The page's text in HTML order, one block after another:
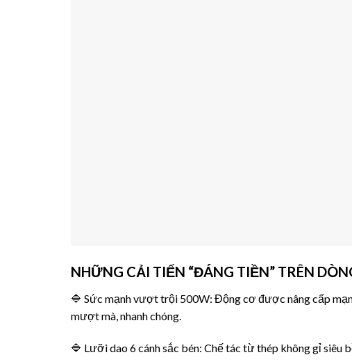
NHỮNG CẢI TIẾN “ĐÁNG TIỀN” TRÊN
🔷 Sức mạnh vượt trội 500W: Động cơ được nâng cấp
mượt mà, nhanh chóng.
🔷 Lưỡi dao 6 cánh sắc bén: Chế tác từ thép không gỉ siêu